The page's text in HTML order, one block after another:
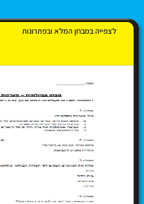
לצפייה במבחן המלא ובפתרונות